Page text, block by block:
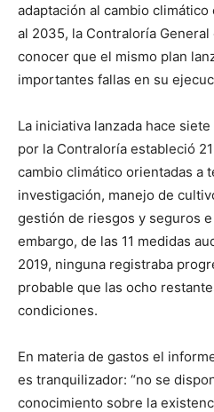
adaptación al cambio
al 2035, la Contraloría General
conocer que el mismo plan
importantes fallas en su
La iniciativa lanzada hace
por la Contraloría estableció
cambio climático orientadas a
investigación, manejo de
gestión de riesgos y seguros
embargo, de las 11 medidas
2019, ninguna registraba
probable que las ocho
condiciones.
En materia de gastos el
es tranquilizador: “no se
conocimiento sobre la